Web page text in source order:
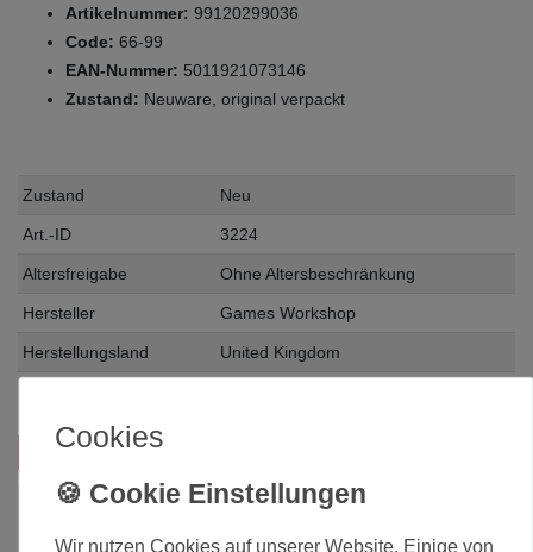
Artikelnummer: 99120299036
Code: 66-99
EAN-Nummer: 5011921073146
Zustand: Neuware, original verpackt
Zustand Neu
Art.-ID 3224
Altersfreigabe Ohne Altersbeschränkung
Hersteller Games Workshop
Herstellungsland United Kingdom
Cookies
Wir nutzen Cookies auf unserer Website. Einige von